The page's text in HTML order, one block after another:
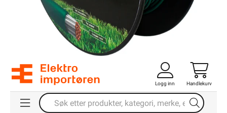
Logg inn Handlekurv